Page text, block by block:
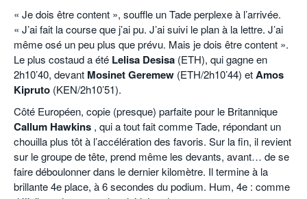
« Je dois être content », souffle un Tade perplexe à l’arrivée.
« J’ai fait la course que j’ai pu. J’ai suivi le plan à la lettre. J’ai
même osé un peu plus que prévu. Mais je dois être content ».
Le plus costaud a été Lelisa Desisa (ETH), qui gagne en
2h10’40, devant Mosinet Geremew (ETH/2h10’44) etAmos
Kipruto (KEN/2h10’51).
Côté Européen, copie (presque) parfaite pour le Britannique
Callum Hawkins , qui a tout fait comme Tade, répondant un
chouilla plus tôt à l’accélération des favoris. Sur la fin, il revient
sur le groupe de tête, prend même les devants, avant… de se
faire déboulonner dans le dernier kilomètre. Il termine à la
brillante 4e place, à 6 secondes du podium. Hum, 4e : comme